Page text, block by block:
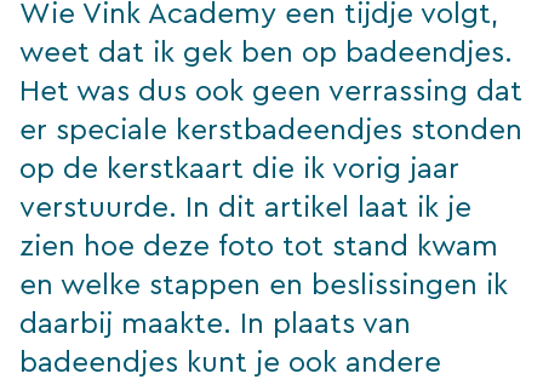
Wie Vink Academy een tijdje volgt,
weet dat ik gek ben op badeendjes.
Het was dus ook geen verrassing dat
er speciale kerstbadeendjes stonden
op de kerstkaart die ik vorig jaar
verstuurde. In dit artikel laat ik je
zien hoe deze foto tot stand kwam
en welke stappen en beslissingen ik
daarbij maakte. In plaats van
badeendjes kunt je ook andere